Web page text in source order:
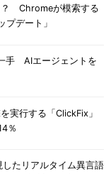
？ Chromeが模索する
プデート」
手 AIエージェントを
実行する「ClickFix」
％
したリアルタイム異言語